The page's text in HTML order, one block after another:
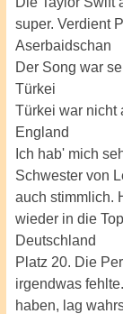
super. Verdient
Aserbaidschan
Der Song war
Türkei
Türkei war nicht
England
Ich hab' mich
Schwester von
auch stimmlich.
wieder in die
Deutschland
Platz 20. Die
irgendwas
haben, lag